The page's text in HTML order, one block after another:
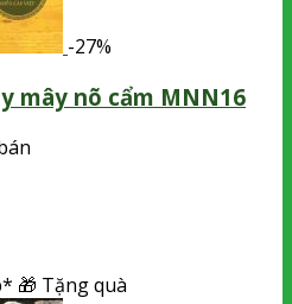
-27%
mây nõ cẩm MNN16
🎁 Tặng quà